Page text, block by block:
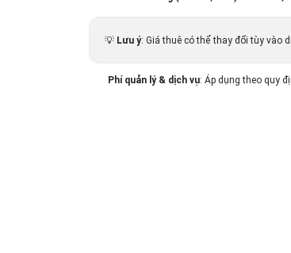
💡 Lưu ý: Giá thuê có thể thay đổi tùy vào
Phí quản lý & dịch vụ: Áp dụng theo quy